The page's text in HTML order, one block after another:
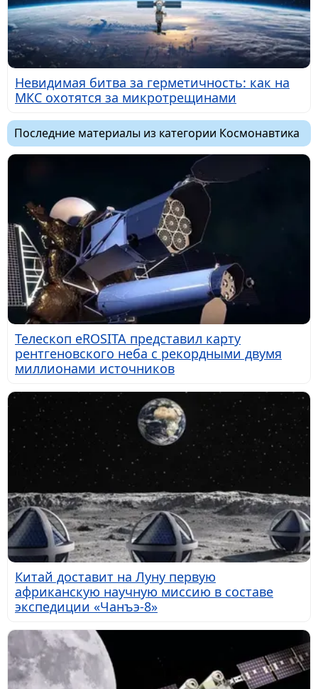
Невидимая битва за герметичность: как на
МКС охотятся за микротрещинами
Последние материалы из категории Космонавтика
Телескоп eROSITA представил карту
рентгеновского неба с рекордными двумя
миллионами источников
Китай доставит на Луну первую
африканскую научную миссию в составе
экспедиции «Чанъэ-8»